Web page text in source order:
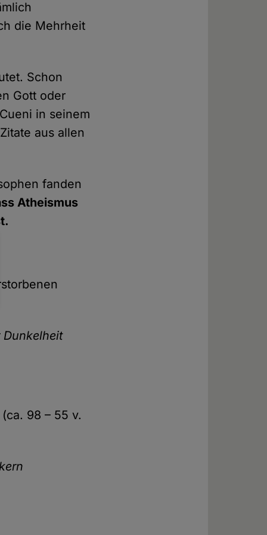
die Mehrheit
Schon
Gott oder
in seinem
aus allen
fanden
Atheismus
98 – 55 v.